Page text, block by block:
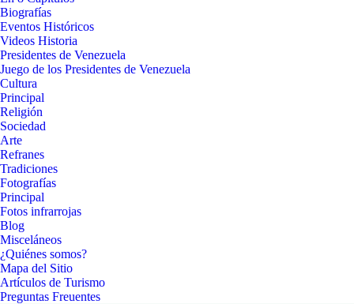
Biografías
Eventos Históricos
Videos Historia
Presidentes de Venezuela
Juego de los Presidentes de Venezuela
Cultura
Principal
Religión
Sociedad
Arte
Refranes
Tradiciones
Fotografías
Principal
Fotos infrarrojas
Blog
Misceláneos
¿Quiénes somos?
Mapa del Sitio
Artículos de Turismo
Preguntas Freuentes